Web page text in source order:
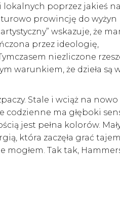
poprzez jakieś
prowincję do wyżyn
wskazuje, że
przez ideologię,
niezliczone
warunkiem, że dzieła są
Stale i wciąż na nowo
codzienne ma głęboki
jest pełna kolorów.
która zaczęła grać
mogłem. Tak tak,